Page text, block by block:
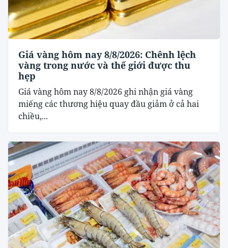
Giá vàng hôm nay 8/8/2026: Chênh lệch
vàng trong nước và thế giới được thu
hẹp
Giá vàng hôm nay 8/8/2026 ghi nhận giá vàng
miếng các thương hiệu quay đầu giảm ở cả hai
chiều,...